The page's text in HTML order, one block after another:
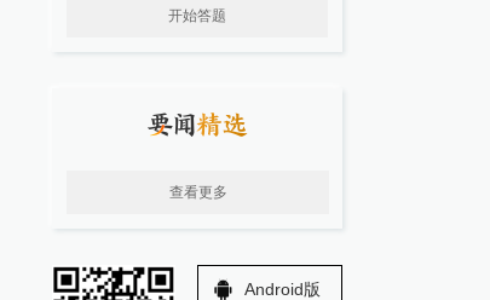
开始答题
查看更多
Android版